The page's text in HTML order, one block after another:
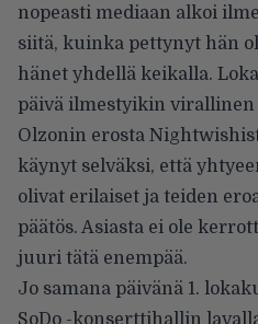
nopeasti mediaan alkoi
siitä, kuinka pettynyt hän
hänet yhdellä keikalla.
päivä ilmestyikin
Olzonin erosta
käynyt selväksi, että
olivat erilaiset ja teiden
päätös. Asiasta ei ole
juuri tätä enempää.
Jo samana päivänä 1.
SoDo -konserttihallin